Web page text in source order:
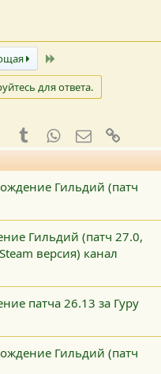
для ответа.
PinterestTumblrWhatsApp
E-mail
Гильдий (патч
Гильдий (патч 27.0,
версия) канал
патча 26.13 за Гуру
Гильдий (патч